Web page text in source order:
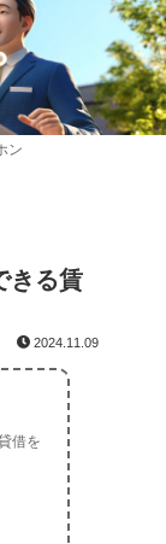
ン
きる賃
2024.11.09
借を